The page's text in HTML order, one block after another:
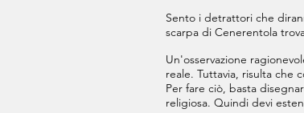
Sento i detrattori che
scarpa di Cenerentola
Un'osservazione
reale. Tuttavia, risulta che
Per fare ciò, basta
religiosa. Quindi devi